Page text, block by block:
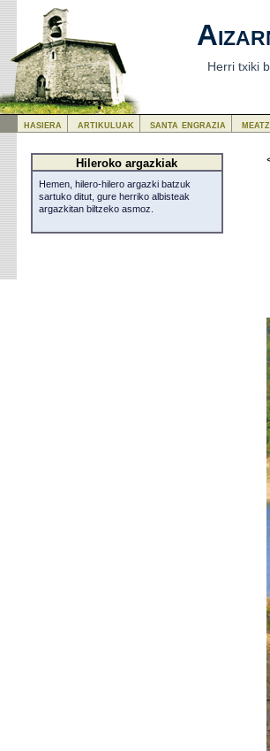
Herri txiki
Hileroko argazkiak
Hemen, hilero-hilero argazki batzuk
sartuko ditut, gure herriko albisteak
argazkitan biltzeko asmoz.
hasiera artikuluak santa engrazia